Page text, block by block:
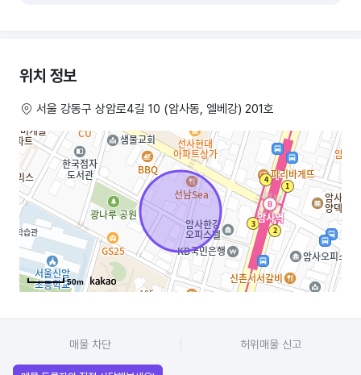
위치 정보
서울 강동구 상암로4길 10 (암사동, 엘베강) 201호
50m
매물 차단 허위매물 신고